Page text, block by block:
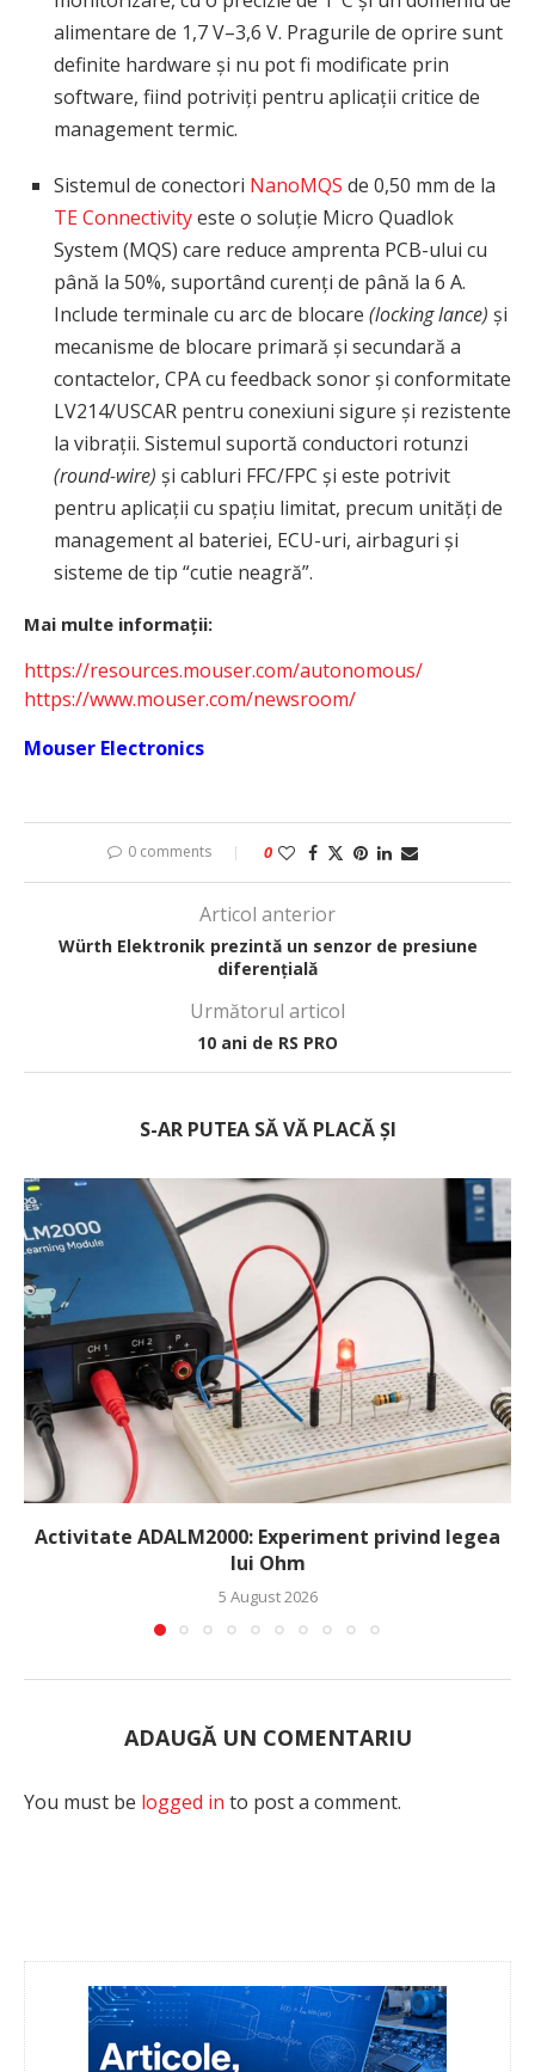
alimentare de 1,7 V–3,6 V. Pragurile de oprire sunt
definite hardware și nu pot fi modificate prin
software, fiind potriviți pentru aplicații critice de
management termic.
Sistemul de conectori NanoMQS de 0,50 mm de la
TE Connectivityeste o soluție Micro Quadlok
System (MQS) care reduce amprenta PCB-ului cu
până la 50%, suportând curenți de până la 6 A.
Include terminale cu arc de blocare (locking lance) și
mecanisme de blocare primară și secundară a
contactelor, CPA cu feedback sonor și conformitate
LV214/USCAR pentru conexiuni sigure și rezistente
la vibrații. Sistemul suportă conductori rotunzi
(round-wire) și cabluri FFC/FPC și este potrivit
pentru aplicații cu spațiu limitat, precum unități de
management al bateriei, ECU-uri, airbaguri și
sisteme de tip “cutie neagră”.
Mai multe informații:
https://resources.mouser.com/autonomous/
https://www.mouser.com/newsroom/
Mouser Electronics
0 comments 0
Articol anterior
Würth Elektronik prezintă un senzor de presiune
diferențială
Următorul articol
10 ani de RS PRO
S-AR PUTEA SĂ VĂ PLACĂ ȘI
Activitate ADALM2000: Experiment privind legea
lui Ohm
5 August 2026
ADAUGĂ UN COMENTARIU
You must be logged in to post a comment.